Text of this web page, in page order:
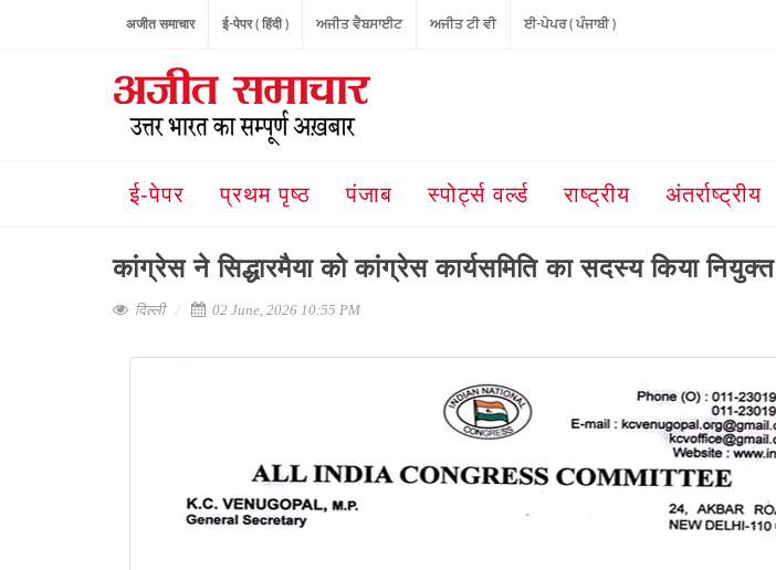
अजीत समाचार ई-पेपर ( हिंदी ) ਅਜੀਤ ਵੈਬਸਾਈਟ ਅਜੀਤ ਟੀ ਵੀ ਈ-ਪੇਪਰ ( ਪੰਜਾਬੀ )
ई-पेपर प्रथम पृष्ठ पंजाब स्पोर्ट्स वर्ल्ड राष्ट्रीय अंतर्राष्ट्रीय
कांग्रेस ने सिद्धारमैया को कांग्रेस कार्यसमिति का सदस्य किया नियुक्त
दिल्ली 02 June, 2026 10:55 PM